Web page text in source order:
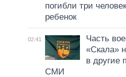
погибли три
ребенок
02:41
Часть
«Скала»
в другие
СМИ